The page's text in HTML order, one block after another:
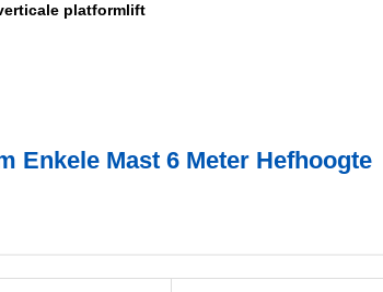
platformlift
Enkele Mast 6 Meter Hefhoogte